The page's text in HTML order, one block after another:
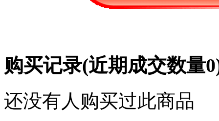
购买记录(近期成交数量0
还没有人购买过此商品